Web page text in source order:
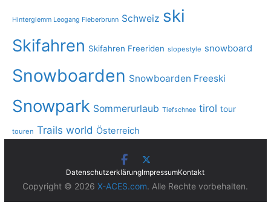
Hinterglemm Leogang Fieberbrunn Schweiz ski
Skifahren Skifahren Freeriden slopestyle snowboard
Snowboarden Snowboarden Freeski
Snowpark Sommerurlaub Tiefschnee tirol tour
touren Trails world Österreich
DatenschutzerklärungImpressumKontakt
Copyright © 2026X-ACES.com. Alle Rechte vorbehalten.